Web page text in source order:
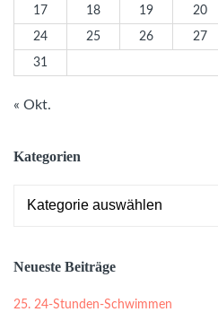
17 18 19 20
24 25 26 27
31
« Okt.
Kategorien
Neueste Beiträge
25. 24-Stunden-Schwimmen